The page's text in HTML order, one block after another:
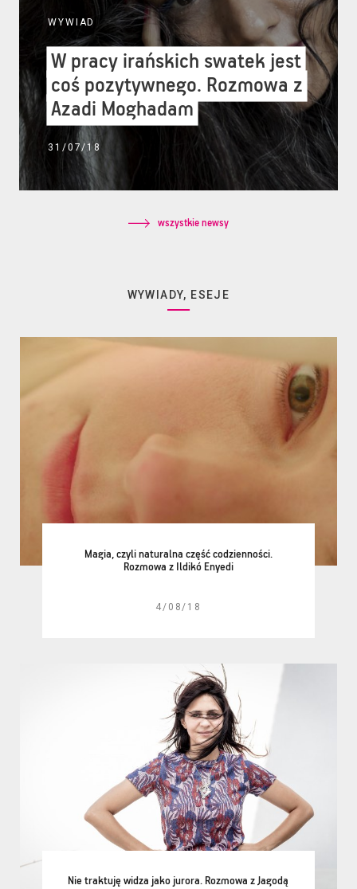
WYWIAD
W pracy irańskich swatek jest
coś pozytywnego. Rozmowa z
Azadi Moghadam
W pracy irańskich swatek jest
coś pozytywnego. Rozmowa z
Azadi Moghadam
31/07/18
wszystkie newsy
WYWIADY, ESEJE
Magia, czyli naturalna część codzienności.
Rozmowa z Ildikó Enyedi
4/08/18
Nie traktuję widza jako jurora. Rozmowa z Jagodą